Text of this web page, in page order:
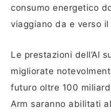
consumo energetico
viaggiano da e verso il
Le prestazioni dell’AI
migliorate
futuro oltre 100
Arm saranno abilitati